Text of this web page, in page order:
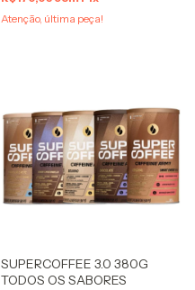
Atenção, última peça!
SUPERCOFFEE 3.0 380G
TODOS OS SABORES